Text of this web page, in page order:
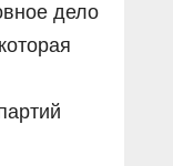
дело